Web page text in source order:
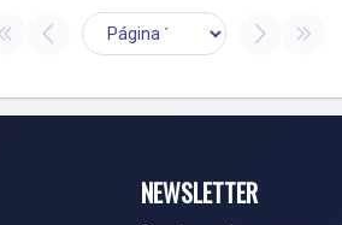
NEWSLETTER